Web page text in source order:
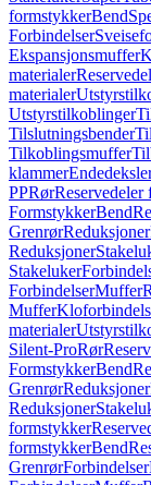
formstykkerBend
Forbindelser
Ekspansjonsmuffer
materialer
materialer
Utstyrstilkoblinger
Tilslutningsbender
Tilkoblingsmuffer
klammer
PPRørReservedeler
FormstykkerBend
GrenrørReduksjoner
Reduksjoner
Stakeluker
ForbindelserMuffer
Muffer
materialer
Silent-ProRør
FormstykkerBend
GrenrørReduksjoner
Reduksjoner
formstykker
formstykkerBend
GrenrørForbindelser